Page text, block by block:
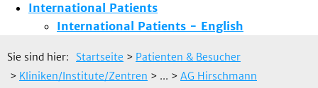
International Patients
International Patients - English
Sie sind hier: Startseite > Patienten & Besucher
> Kliniken/Institute/Zentren > ... > AG Hirschmann